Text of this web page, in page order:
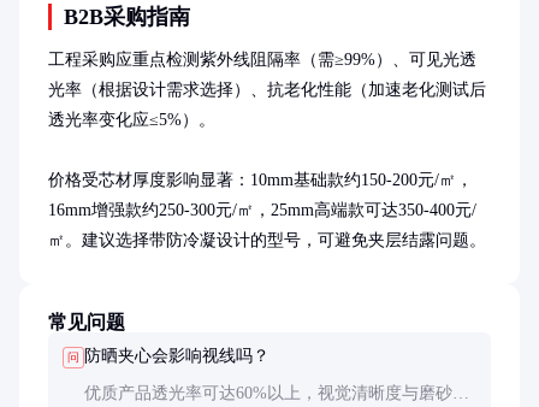
B2B采购指南
工程采购应重点检测紫外线阻隔率（需≥99%）、可见光透
光率（根据设计需求选择）、抗老化性能（加速老化测试后
透光率变化应≤5%）。
价格受芯材厚度影响显著：10mm基础款约150-200元/㎡，
16mm增强款约250-300元/㎡，25mm高端款可达350-400元/
㎡。建议选择带防冷凝设计的型号，可避免夹层结露问题。
常见问题
问 防晒夹心会影响视线吗？
优质产品透光率可达60%以上，视觉清晰度与磨砂玻